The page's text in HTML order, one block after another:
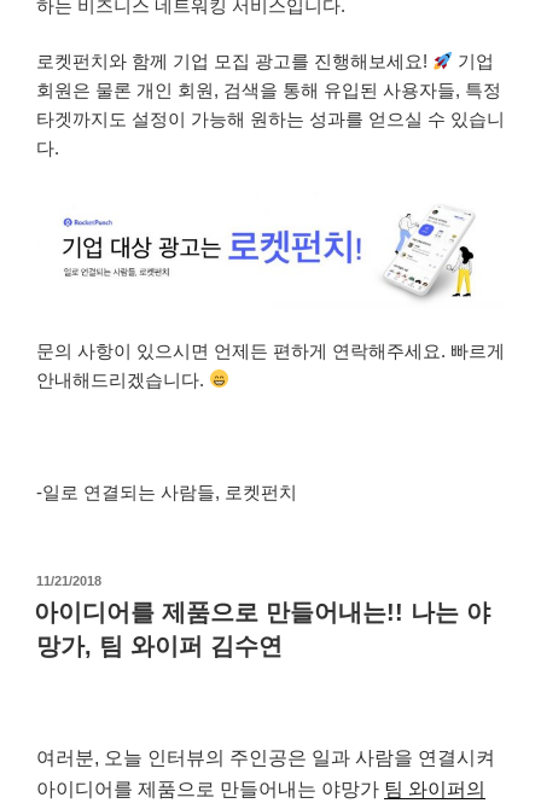
하는 비즈니스 네트워킹 서비스입니다.
로켓펀치와 함께 기업 모집 광고를 진행해보세요!
기업
회원은 물론 개인 회원, 검색을 통해 유입된 사용자들, 특정
타겟까지도 설정이 가능해 원하는 성과를 얻으실 수 있습니
다.
문의 사항이 있으시면 언제든 편하게 연락해주세요. 빠르게
안내해드리겠습니다.
-일로 연결되는 사람들, 로켓펀치
작
성
일
자
11/21/2018
아이디어를 제품으로 만들어내는!! 나는 야
망가, 팀 와이퍼 김수연
여러분, 오늘 인터뷰의 주인공은 일과 사람을 연결시켜
아이디어를 제품으로 만들어내는 야망가 팀 와이퍼의